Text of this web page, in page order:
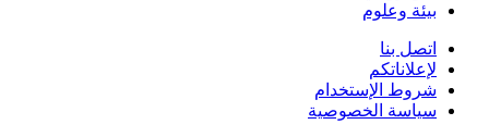
بيئة وعلوم
اتصل بنا
لإعلاناتكم
شروط الإستخدام
سياسة الخصوصية